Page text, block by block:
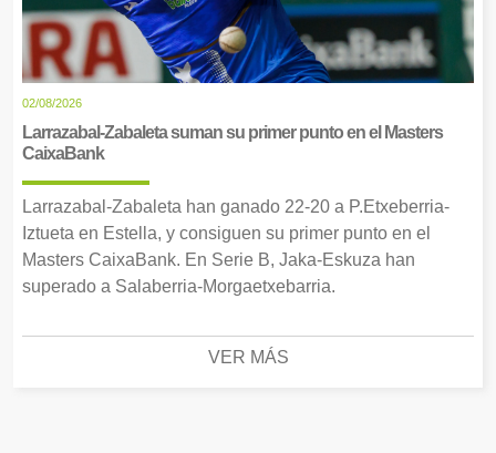
02/08/2026
Larrazabal-Zabaleta suman su primer punto en el Masters
CaixaBank
Larrazabal-Zabaleta han ganado 22-20 a P.Etxeberria-
Iztueta en Estella, y consiguen su primer punto en el
Masters CaixaBank. En Serie B, Jaka-Eskuza han
superado a Salaberria-Morgaetxebarria.
VER MÁS